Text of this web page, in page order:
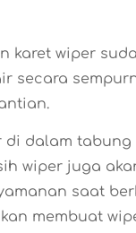
karet wiper
secara
di dalam
wiper juga
saat
membuat